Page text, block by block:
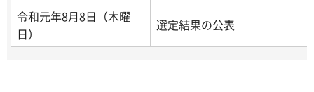
令和元年8月8日（木曜
日）
選定結果の公表